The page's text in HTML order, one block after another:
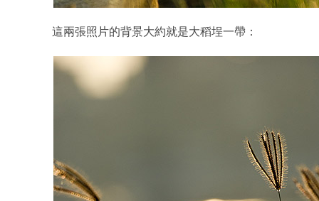
這兩張照片的背景大約就是大稻埕一帶：